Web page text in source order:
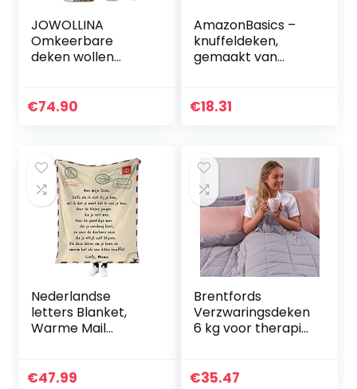
JOWOLLINA
Omkeerbare
deken wollen
130×200 cm
€74.90
AmazonBasics –
knuffeldeken,
gemaakt van
cm – grijs
€18.31
Nederlandse
letters Blanket,
Warme Mail
deken, 150x200cm
€47.99
Brentfords
Verzwaringsdeken
6 kg voor therapie,
stressverminderin
€35.47